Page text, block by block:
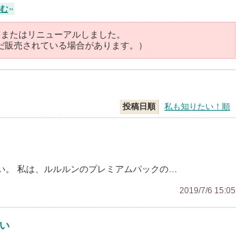
たはリニューアルしました。
販売されている場合があります。）
投稿日順 私も知りたい！順
。 私は、ルルルンのプレミアムパックの…
2019/7/6 15:05